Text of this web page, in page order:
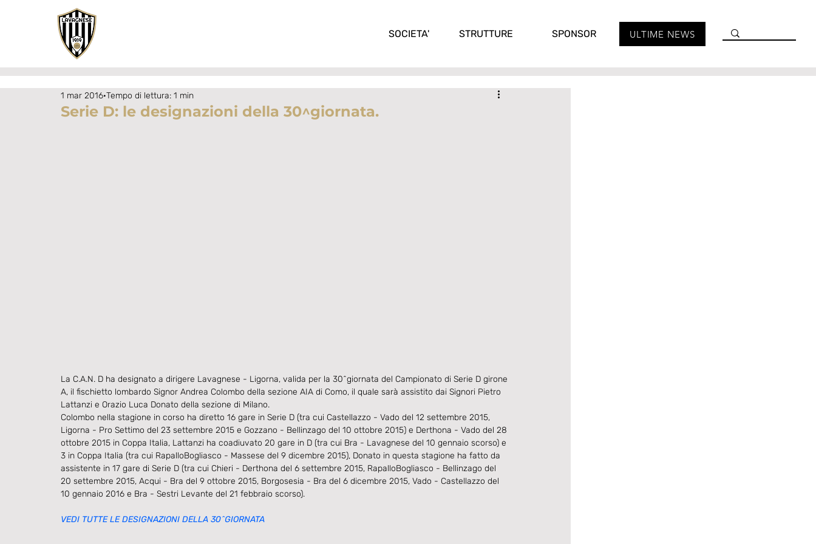
SOCIETA' STRUTTURE SPONSOR ULTIME NEWS
Serie D: le designazioni della 30^giornata.
1 mar 2016 Tempo di lettura: 1 min
La C.A.N. D ha designato a dirigere Lavagnese - Ligorna, valida per la 30^giornata del Campionato di Serie D girone
A, il fischietto lombardo Signor Andrea Colombo della sezione AIA di Como, il quale sarà assistito dai Signori Pietro
Lattanzi e Orazio Luca Donato della sezione di Milano.
Colombo nella stagione in corso ha diretto 16 gare in Serie D (tra cui Castellazzo - Vado del 12 settembre 2015,
Ligorna - Pro Settimo del 23 settembre 2015 e Gozzano - Bellinzago del 10 ottobre 2015) e Derthona - Vado del 28
ottobre 2015 in Coppa Italia, Lattanzi ha coadiuvato 20 gare in D (tra cui Bra - Lavagnese del 10 gennaio scorso) e
3 in Coppa Italia (tra cui RapalloBogliasco - Massese del 9 dicembre 2015), Donato in questa stagione ha fatto da
assistente in 17 gare di Serie D (tra cui Chieri - Derthona del 6 settembre 2015, RapalloBogliasco - Bellinzago del
20 settembre 2015, Acqui - Bra del 9 ottobre 2015, Borgosesia - Bra del 6 dicembre 2015, Vado - Castellazzo del
10 gennaio 2016 e Bra - Sestri Levante del 21 febbraio scorso).
VEDI TUTTE LE DESIGNAZIONI DELLA 30^GIORNATA